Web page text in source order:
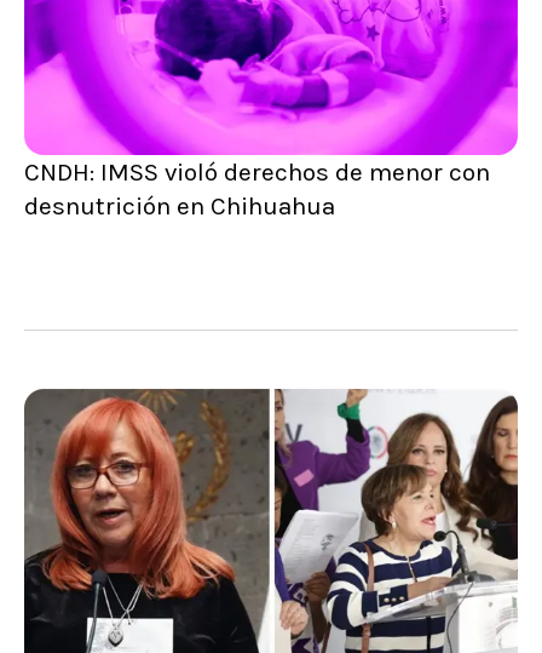
CNDH: IMSS violó derechos de menor con
desnutrición en Chihuahua